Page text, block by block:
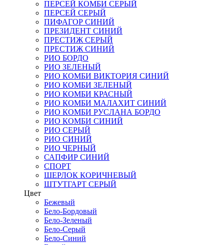
ПЕРСЕЙ КОМБИ СЕРЫЙ
ПЕРСЕЙ СЕРЫЙ
ПИФАГОР СИНИЙ
ПРЕЗИДЕНТ СИНИЙ
ПРЕСТИЖ СЕРЫЙ
ПРЕСТИЖ СИНИЙ
РИО БОРДО
РИО ЗЕЛЕНЫЙ
РИО КОМБИ ВИКТОРИЯ СИНИЙ
РИО КОМБИ ЗЕЛЕНЫЙ
РИО КОМБИ КРАСНЫЙ
РИО КОМБИ МАЛАХИТ СИНИЙ
РИО КОМБИ РУСЛАНА БОРДО
РИО КОМБИ СИНИЙ
РИО СЕРЫЙ
РИО СИНИЙ
РИО ЧЕРНЫЙ
САПФИР СИНИЙ
СПОРТ
ШЕРЛОК КОРИЧНЕВЫЙ
ШТУТГАРТ СЕРЫЙ
Цвет
Бежевый
Бело-Бордовый
Бело-Зеленый
Бело-Серый
Бело-Синий